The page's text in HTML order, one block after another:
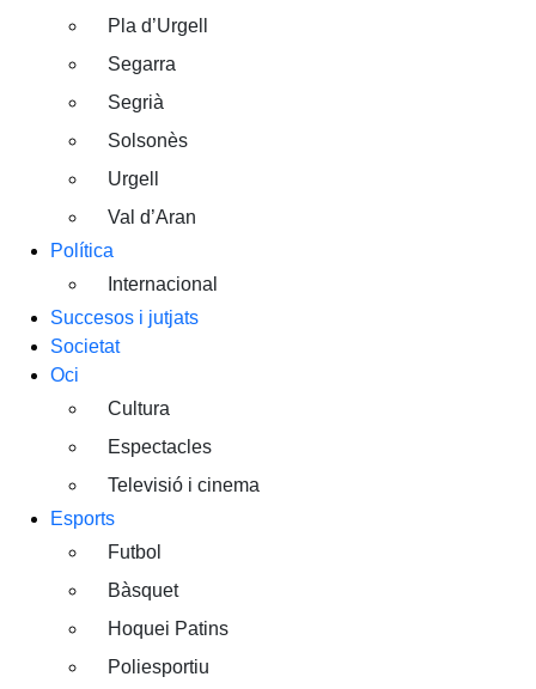
Pla d’Urgell
Segarra
Segrià
Solsonès
Urgell
Val d’Aran
Política
Internacional
Succesos i jutjats
Societat
Oci
Cultura
Espectacles
Televisió i cinema
Esports
Futbol
Bàsquet
Hoquei Patins
Poliesportiu